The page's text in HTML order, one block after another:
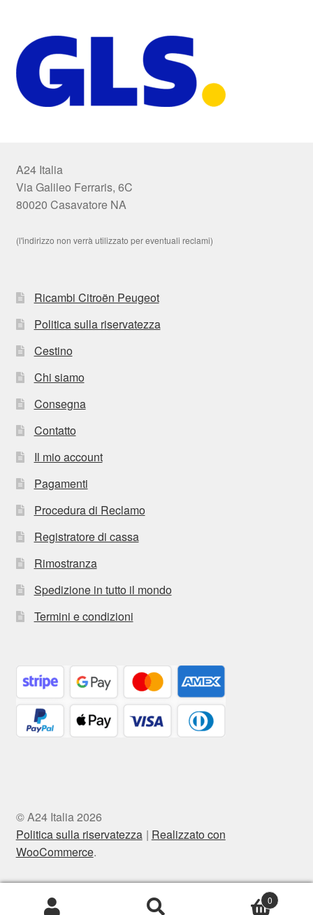
A24 Italia
Via Galileo Ferraris, 6C
80020 Casavatore NA
(l'indirizzo non verrà utilizzato per eventuali reclami)
Ricambi Citroën Peugeot
Politica sulla riservatezza
Cestino
Chi siamo
Consegna
Contatto
Il mio account
Pagamenti
Procedura di Reclamo
Registratore di cassa
Rimostranza
Spedizione in tutto il mondo
Termini e condizioni
© A24 Italia 2026
Politica sulla riservatezza
Realizzato con
WooCommerce.
0